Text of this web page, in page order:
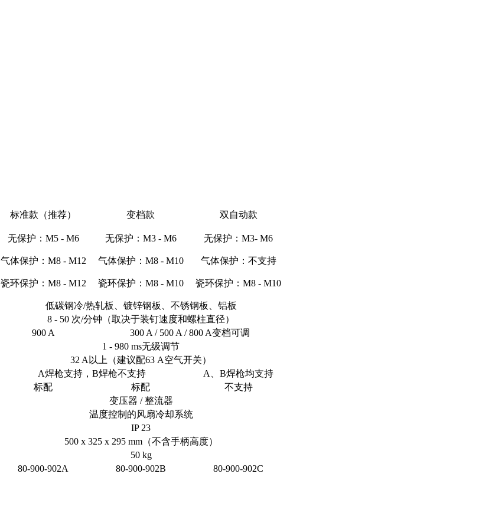
标准款（推荐） 变档款 双自动款
无保护：M5 - M6
气体保护：M8 - M12
瓷环保护：M8 - M12
无保护：M3 - M6
气体保护：M8 - M10
瓷环保护：M8 - M10
无保护：M3- M6
气体保护：不支持
瓷环保护：M8 - M10
低碳钢冷/热轧板、镀锌钢板、不锈钢板、铝板
8 - 50 次/分钟（取决于装钉速度和螺柱直径）
900 A
300 A / 500 A / 800 A变档可调
1 - 980 ms无级调节
32 A以上（建议配63 A空气开关）
A焊枪支持，B焊枪不支持
A、B焊枪均支持
标配 标配
不支持
变压器 / 整流器
温度控制的风扇冷却系统
IP 23
500 x 325 x 295 mm（不含手柄高度）
50 kg
80-900-902A 80-900-902B 80-900-902C